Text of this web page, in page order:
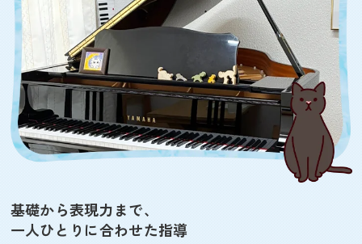
基礎から表現力まで、
一人ひとりに合わせた指導